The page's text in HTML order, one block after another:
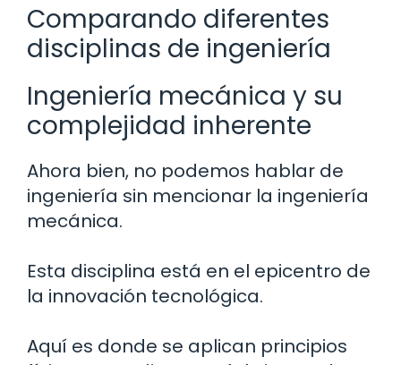
Comparando diferentes
disciplinas de ingeniería
Ingeniería mecánica y su
complejidad inherente
Ahora bien, no podemos hablar de
ingeniería sin mencionar la ingeniería
mecánica.
Esta disciplina está en el epicentro de
la innovación tecnológica.
Aquí es donde se aplican principios